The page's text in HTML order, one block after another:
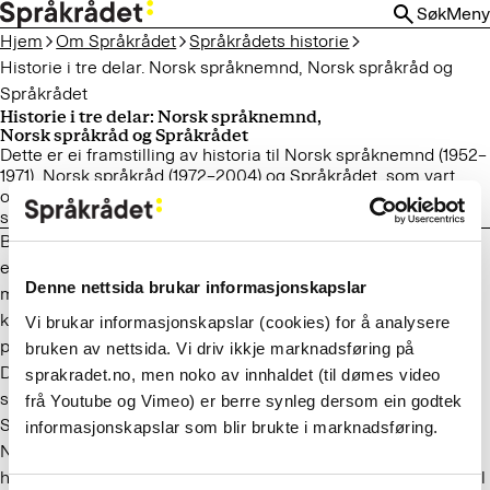
Denne nettsida brukar informasjonskapslar
Vi brukar informasjonskapslar (cookies) for å analysere
bruken av nettsida. Vi driv ikkje marknadsføring på
sprakradet.no, men noko av innhaldet (til dømes video
frå Youtube og Vimeo) er berre synleg dersom ein godtek
informasjonskapslar som blir brukte i marknadsføring.
HOPP
TIL
HOVEDINNHOLD
SøkMeny
Hjem
Om Språkrådet
Språkrådets historie
Historie i tre delar. Norsk språknemnd, Norsk språkråd og
Språkrådet
Historie i tre delar: Norsk språknemnd,
Norsk språkråd og Språkrådet
Dette er ei framstilling av historia til Norsk språknemnd (1952–
1971), Norsk språkråd (1972–2004) og Språkrådet, som vart
oppretta i 2005. Hovudvekta er lagd på arbeidet med nokre
sentrale oppgåver.
Bakgrunnen for korleis kvart organ kom til og vart bygd opp,
er omtala. I vedlegga er det oversikter over
medlemsorganisasjonar, medlemmer, styre, tilsette osv. i
kvart av dei tre organa. Det finst òg litteraturliste og liste over
publikasjonar som nemndene har gjeve ut.
Det har komme to artikkelsamlingar om arbeidet til
språkorgana tidlegare, den første i 1964, etter at
Språknemnda hadde verka i ti år, den andre i 1987 etter at
Norsk språkråd hadde arbeidd i fire periodar (seksten år). Det
har vore artiklar med tilbakeblikk på verksemda iSpråknytt, til